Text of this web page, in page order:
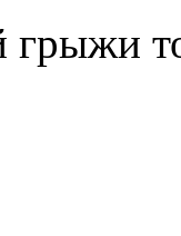
грыжи